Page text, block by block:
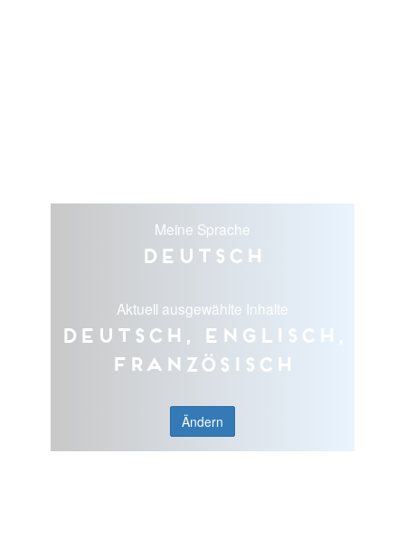
Meine Sprache
Deutsch
Aktuell ausgewählte Inhalte
Deutsch, Englisch,
Französisch
Ändern